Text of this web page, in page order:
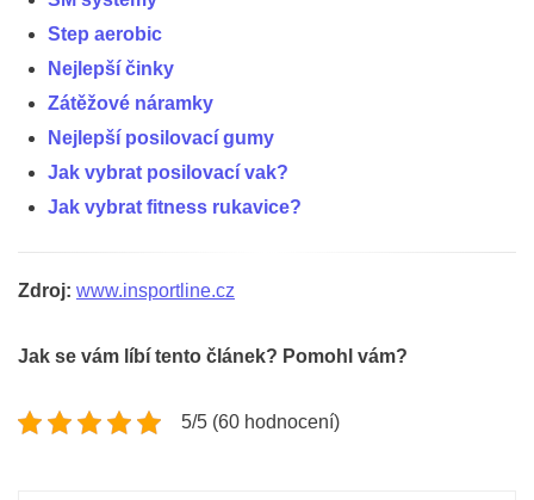
Step aerobic
Nejlepší činky
Zátěžové náramky
Nejlepší posilovací gumy
Jak vybrat posilovací vak?
Jak vybrat fitness rukavice?
Zdroj: www.insportline.cz
Jak se vám líbí tento článek? Pomohl vám?
5/5 (60 hodnocení)